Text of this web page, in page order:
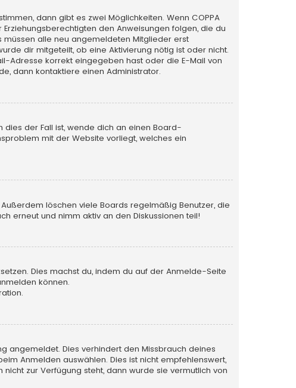
dann gibt es zwei Möglichkeiten. Wenn COPPA
den Anweisungen folgen, die du
müssen alle neu angemeldeten Mitglieder erst
dir mitgeteilt, ob eine Aktivierung nötig ist oder nicht.
Adresse korrekt eingegeben hast oder die E-Mail von
dann kontaktiere einen Administrator.
dies der Fall ist, wende dich an einen Board-
mit der Website vorliegt, welches ein
löschen viele Boards regelmäßig Benutzer, die
erneut und nimm aktiv an den Diskussionen teil!
Dies machst du, indem du auf der Anmelde-Seite
können.
angemeldet. Dies verhindert den Missbrauch deines
Anmelden auswählen. Dies ist nicht empfehlenswert,
zur Verfügung steht, dann wurde sie vermutlich von